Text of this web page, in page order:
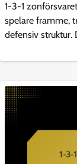
1-3-1
spelare framme,
defensiv